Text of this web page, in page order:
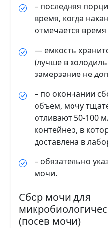
– последняя
время, когда
отмечается
— емкость
(лучше в
замерзание не
– по окончании
объем, мочу
отливают 50-100
контейнер, в
доставлена в
– обязательно
мочи.
Сбор мочи для
(посев мочи)